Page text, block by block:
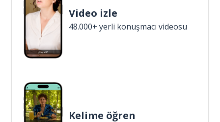
Video izle
48.000+ yerli konuşmacı videosu
Kelime öğren